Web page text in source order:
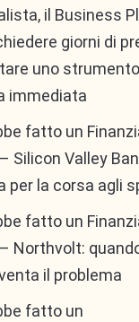
in
di
e bilancio
il Business
giorni di
uno
immediata
fatto un
Silicon Valley
per la corsa agli
fatto un
Northvolt:
il problema
fatto un